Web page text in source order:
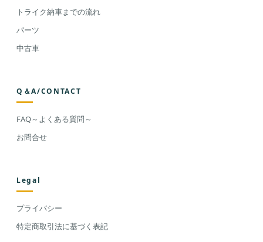
トライク納車までの流れ
パーツ
中古車
Q＆A/CONTACT
FAQ～よくある質問～
お問合せ
Legal
プライバシー
特定商取引法に基づく表記